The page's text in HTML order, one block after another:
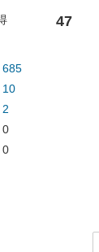
47
685
10
2
0
0